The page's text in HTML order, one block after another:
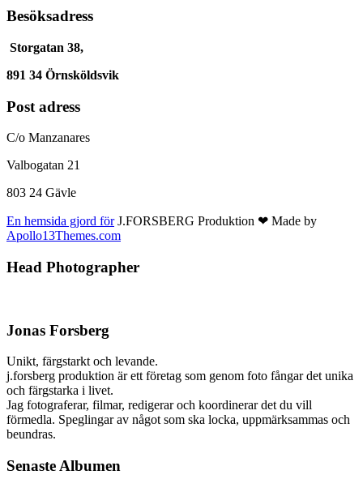
Besöksadress
Storgatan 38,
891 34 Örnsköldsvik
Post adress
C/o Manzanares
Valbogatan 21
803 24 Gävle
En hemsida gjord förJ.FORSBERG Produktion ❤ Made by
Apollo13Themes.com
Head Photographer
Jonas Forsberg
Unikt, färgstarkt och levande.
j.forsberg produktion är ett företag som genom foto fångar det unika
och färgstarka i livet.
Jag fotograferar, filmar, redigerar och koordinerar det du vill
förmedla. Speglingar av något som ska locka, uppmärksammas och
beundras.
Senaste Albumen